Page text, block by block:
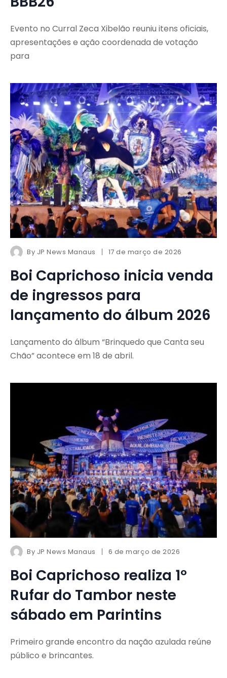
Evento no Curral Zeca Xibelão reuniu itens oficiais,
apresentações e ação coordenada de votação
para
By JP News Manaus 17 de março de 2026
Boi Caprichoso inicia venda
de ingressos para
lançamento do álbum 2026
Lançamento do álbum “Brinquedo que Canta seu
Chão” acontece em 18 de abril.
By JP News Manaus 6 de março de 2026
Boi Caprichoso realiza 1º
Rufar do Tambor neste
sábado em Parintins
Primeiro grande encontro da nação azulada reúne
público e brincantes.